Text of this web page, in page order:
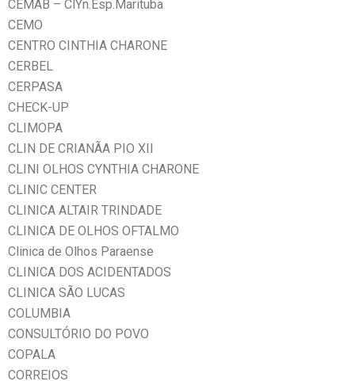
CEMAB – ClÝn.Esp.Marituba
CEMO
CENTRO CINTHIA CHARONE
CERBEL
CERPASA
CHECK-UP
CLIMOPA
CLIN DE CRIANÃA PIO XII
CLINI OLHOS CYNTHIA CHARONE
CLINIC CENTER
CLINICA ALTAIR TRINDADE
CLINICA DE OLHOS OFTALMO
Clinica de Olhos Paraense
CLINICA DOS ACIDENTADOS
CLINICA SÃO LUCAS
COLUMBIA
CONSULTÓRIO DO POVO
COPALA
CORREIOS